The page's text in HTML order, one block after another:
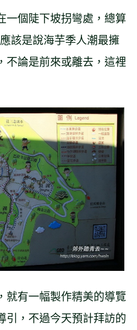
一個陡下坡拐彎處，總算
該是說海芋季人潮最擁
不論是前來或離去，這裡
就有一幅製作精美的導覽
引，不過今天預計拜訪的